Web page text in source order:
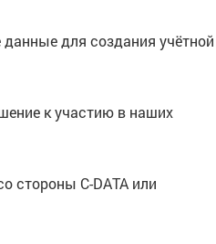
для создания учётной
к участию в наших
стороны C-DATA или